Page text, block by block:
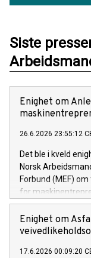
Siste
Enighet om
26.6.2026 23:55:12
Det ble i kveld
Norsk
Forbund (MEF)
for
Enighet om
17.6.2026 00:09:20